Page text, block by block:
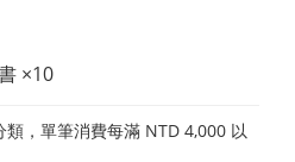
×10
類，單筆消費每滿 NTD 4,000 以